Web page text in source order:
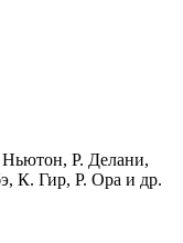
Ньютон, Р. Делани,
К. Гир, Р. Ора и др.